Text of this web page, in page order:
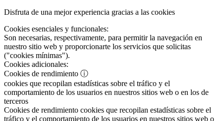
Disfruta de una mejor experiencia gracias a las cookies
Cookies esenciales y funcionales:
Son necesarias, respectivamente, para permitir la navegación en
nuestro sitio web y proporcionarte los servicios que solicitas
("cookies mínimas").
Cookies adicionales:
Cookies de rendimiento ⓘ
cookies que recopilan estadísticas sobre el tráfico y el
comportamiento de los usuarios en nuestros sitios web o en los de
terceros
Cookies de rendimiento cookies que recopilan estadísticas sobre el
tráfico y el comportamiento de los usuarios en nuestros sitios web o